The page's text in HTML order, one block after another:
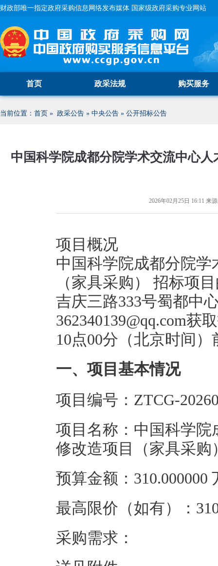
财政部唯一指定政府采购信息网络发布媒体 国家级政府采购专业网站
首页 政采法规 购买服务
当前位置： 首页 » 政采公告 » 中央公告 » 公开招标公告
中国科学院成都分院学术交流中心
2026年02月25日 16:11 来
项目概况
中国科学院成都分院
（家具采购） 招标项
吉庆三路333号蜀都中
362340139@qq.com获
10点00分（北京时间
一、项目基本情况
项目编号：ZTCG-
项目名称：中国科学
修改造项目（家具采购
预算金额：310.000000
最高限价（如有）：
采购需求：